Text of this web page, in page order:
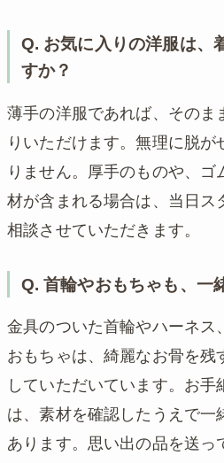
Q. お気に入りの洋服は、
すか？
薄手の洋服であれば、そのま
りいただけます。無理に脱が
りません。厚手のものや、
材が含まれる場合は、当日ス
相談させていただきます。
Q. 首輪やおもちゃも、一
金具のついた首輪やハーネス
おもちゃは、綺麗なお骨を残
していただいています。お手
は、素材を確認したうえで一
あります。思い出の品を送っ